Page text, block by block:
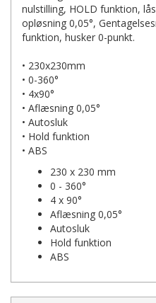
nulstilling, HOLD funktion,
opløsning 0,05°,
funktion, husker 0-punkt.
• 230x230mm
• 0-360°
• 4x90°
• Aflæsning 0,05°
• Autosluk
• Hold funktion
• ABS
230 x 230 mm
0 - 360°
4 x 90°
Aflæsning 0,05°
Autosluk
Hold funktion
ABS